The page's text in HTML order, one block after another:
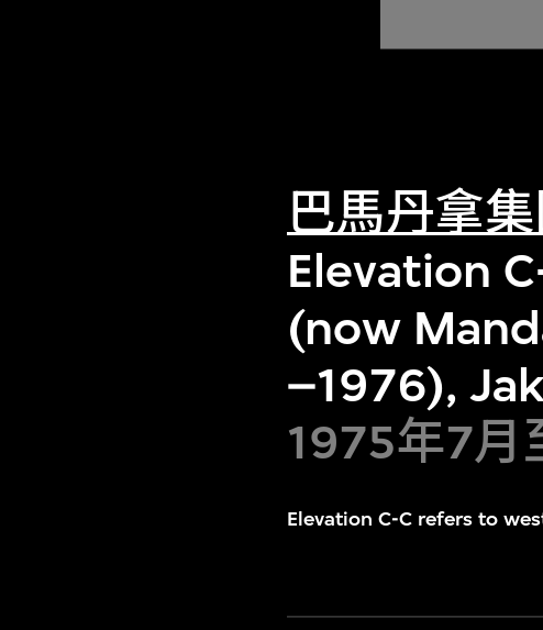
巴馬丹拿集
Elevation
(now
–1976),
1975年7月
Elevation C-C refers to